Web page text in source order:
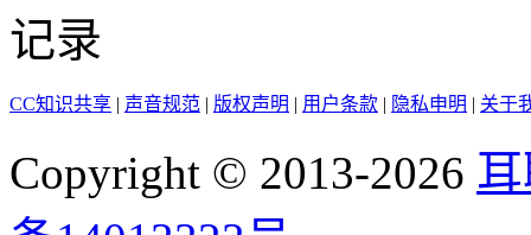
记录
CC知识共享 | 声音规范 | 版权声明 | 用户条款 | 隐私申明 | 关于
Copyright © 2013-2026